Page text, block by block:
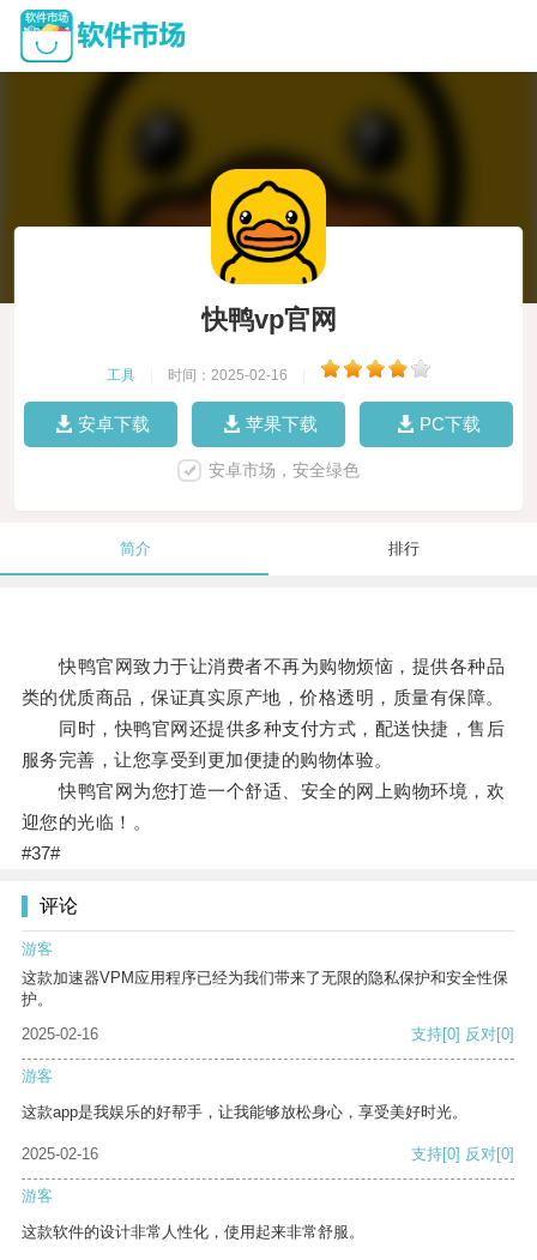
快鸭vp官网
工具 时间：2025-02-16
安卓下载 苹果下载 PC下载
安卓市场，安全绿色
简介 排行
快鸭官网致力于让消费者不再为购物烦恼，提供各种品
类的优质商品，保证真实原产地，价格透明，质量有保障。
同时，快鸭官网还提供多种支付方式，配送快捷，售后
服务完善，让您享受到更加便捷的购物体验。
快鸭官网为您打造一个舒适、安全的网上购物环境，欢
迎您的光临！。
#37#
评论
游客
这款加速器VPM应用程序已经为我们带来了无限的隐私保护和安全性保
护。
2025-02-16
支持[0] 反对[0]
游客
这款app是我娱乐的好帮手，让我能够放松身心，享受美好时光。
2025-02-16 支持[0] 反对[0]
游客
这款软件的设计非常人性化，使用起来非常舒服。